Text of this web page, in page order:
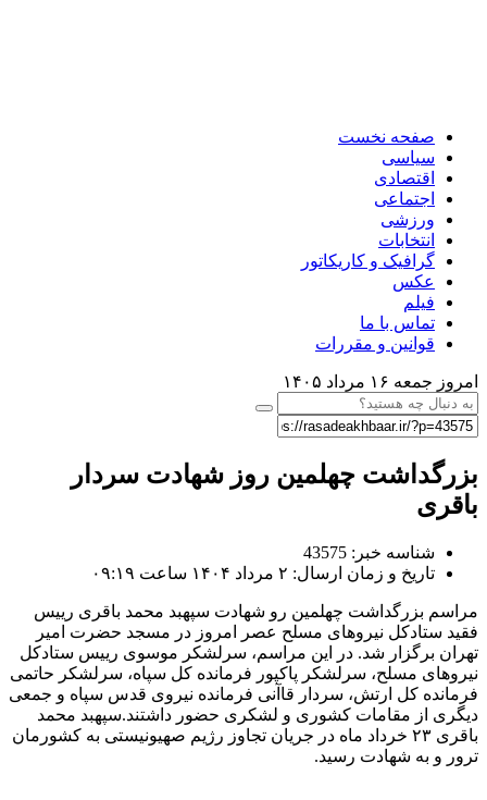
صفحه نخست
سیاسی
اقتصادی
اجتماعی
ورزشی
انتخابات
گرافیک و کاریکاتور
عکس
فیلم
تماس با ما
قوانین و مقررات
جمعه ۱۶ مرداد ۱۴۰۵
چهلمین روز شهادت سردار
شناسه خبر: 43575
تاریخ و زمان ارسال: ۲ مرداد ۱۴۰۴ ساعت ۰۹:۱۹
بزرگداشت چهلمین رو شهادت سپهبد محمد باقری رییس
ستادکل نیروهای مسلح عصر امروز در مسجد حضرت امیر
برگزار شد. در این مراسم، سرلشکر موسوی رییس ستادکل
مسلح، سرلشکر پاکپور فرمانده کل سپاه، سرلشکر حاتمی
کل ارتش، سردار قاآنی فرمانده نیروی قدس سپاه و جمعی
از مقامات کشوری و لشکری حضور داشتند.سپهبد محمد
باقری ۲۳ خرداد ماه در جریان تجاوز رژیم صهیونیستی به کشورمان
و به شهادت رسید.